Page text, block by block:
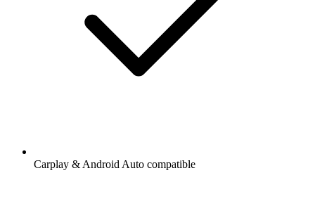
Carplay & Android Auto compatible